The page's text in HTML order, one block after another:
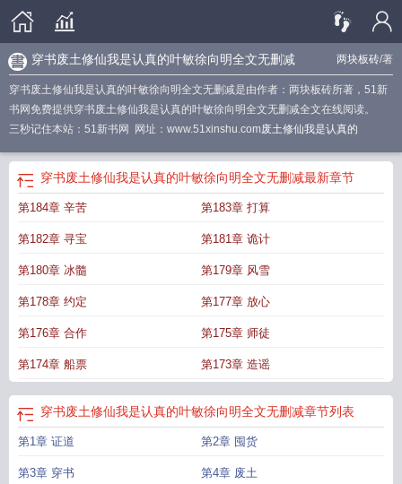
两块板砖/著
穿书废土修仙我是认真的叶敏徐向明全文无删减
穿书废土修仙我是认真的叶敏徐向明全文无删减是由作者：两块板砖所著，51新
书网免费提供穿书废土修仙我是认真的叶敏徐向明全文无删减全文在线阅读。
三秒记住本站：51新书网 网址：www.51xinshu.com废土修仙我是认真的
穿书废土修仙我是认真的叶敏徐向明全文无删减最新章节
第184章 辛苦 第183章 打算
第182章 寻宝 第181章 诡计
第180章 冰髓 第179章 风雪
第178章 约定 第177章 放心
第176章 合作 第175章 师徒
第174章 船票 第173章 造谣
穿书废土修仙我是认真的叶敏徐向明全文无删减章节列表
第1章 证道 第2章 囤货
第3章 穿书 第4章 废土